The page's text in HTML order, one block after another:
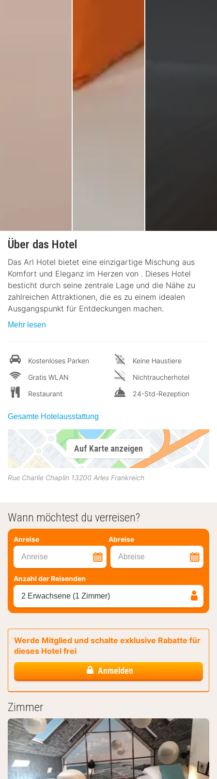
Über das Hotel
Das Arl Hotel bietet eine einzigartige Mischung aus
Komfort und Eleganz im Herzen von . Dieses Hotel
besticht durch seine zentrale Lage und die Nähe zu
zahlreichen Attraktionen, die es zu einem idealen
Ausgangspunkt für Entdeckungen machen.
Mehr lesen
Kostenloses Parken
Gratis WLAN
Restaurant
Keine Haustiere
Nichtraucherhotel
24-Std-Rezeption
Gesamte Hotelausstattung
Auf Karte anzeigen
Rue Charlie Chaplin 13200 Arles Frankreich
Wann möchtest du verreisen?
Anreise Abreise
Anreise Abreise
Anzahl der Reisenden
2 Erwachsene (1 Zimmer)
Werde Mitglied und schalte exklusive Rabatte für
dieses Hotel frei
Anmelden
Zimmer